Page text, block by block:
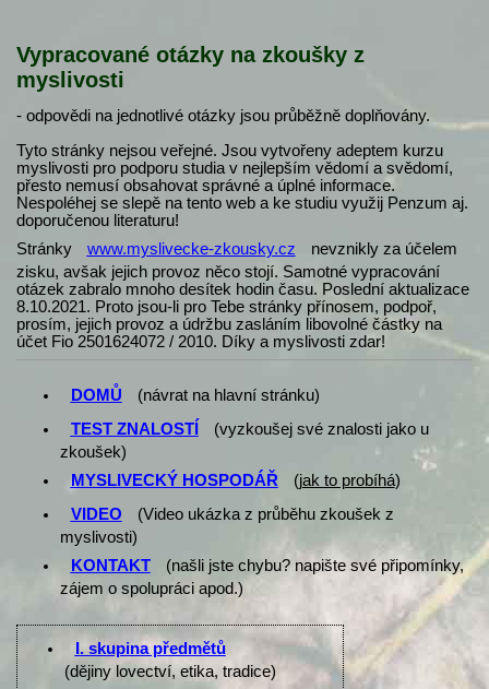
Vypracované otázky na zkoušky z
myslivosti
- odpovědi na jednotlivé otázky jsou průběžně doplňovány.
Tyto stránky nejsou veřejné. Jsou vytvořeny adeptem kurzu
myslivosti pro podporu studia v nejlepším vědomí a svědomí,
přesto nemusí obsahovat správné a úplné informace.
Nespoléhej se slepě na tento web a ke studiu využij Penzum aj.
doporučenou literaturu!
Stránky
www.myslivecke-zkousky.cz
nevznikly za účelem
zisku, avšak jejich provoz něco stojí. Samotné vypracování
otázek zabralo mnoho desítek hodin času. Poslední aktualizace
8.10.2021. Proto jsou-li pro Tebe stránky přínosem, podpoř,
prosím, jejich provoz a údržbu zasláním libovolné částky na
účet Fio 2501624072 / 2010. Díky a myslivosti zdar!
DOMŮ
(návrat na hlavní stránku)
TEST ZNALOSTÍ
(vyzkoušej své znalosti jako u
zkoušek)
MYSLIVECKÝ HOSPODÁŘ
(jak to probíhá)
VIDEO
(Video ukázka z průběhu zkoušek z
myslivosti)
KONTAKT
(našli jste chybu? napište své připomínky,
zájem o spolupráci apod.)
I. skupina předmětů
(dějiny lovectví, etika, tradice)